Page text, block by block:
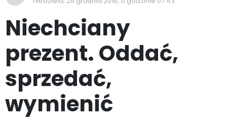
Niechciany
prezent. Oddać,
sprzedać,
wymienić